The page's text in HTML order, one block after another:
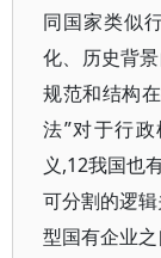
同国家类似
化、历史背
规范和结构
法”对于行
义,12我国也
可分割的逻
型国有企业